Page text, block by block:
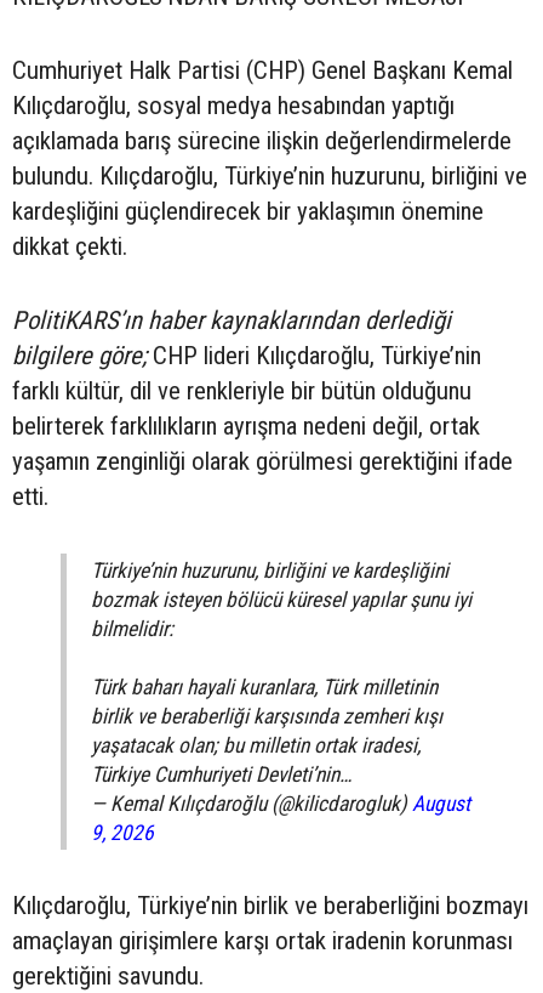
Cumhuriyet Halk Partisi (CHP) Genel Başkanı Kemal
Kılıçdaroğlu, sosyal medya hesabından yaptığı
açıklamada barış sürecine ilişkin değerlendirmelerde
bulundu. Kılıçdaroğlu, Türkiye’nin huzurunu, birliğini ve
kardeşliğini güçlendirecek bir yaklaşımın önemine
dikkat çekti.
PolitiKARS’ın haber kaynaklarından derlediği
bilgilere göre;CHP lideri Kılıçdaroğlu, Türkiye’nin
farklı kültür, dil ve renkleriyle bir bütün olduğunu
belirterek farklılıkların ayrışma nedeni değil, ortak
yaşamın zenginliği olarak görülmesi gerektiğini ifade
etti.
Türkiye’nin huzurunu, birliğini ve kardeşliğini
bozmak isteyen bölücü küresel yapılar şunu iyi
bilmelidir:
Türk baharı hayali kuranlara, Türk milletinin
birlik ve beraberliği karşısında zemheri kışı
yaşatacak olan; bu milletin ortak iradesi,
Türkiye Cumhuriyeti Devleti’nin…
— Kemal Kılıçdaroğlu (@kilicdarogluk)August
9, 2026
Kılıçdaroğlu, Türkiye’nin birlik ve beraberliğini bozmayı
amaçlayan girişimlere karşı ortak iradenin korunması
gerektiğini savundu.